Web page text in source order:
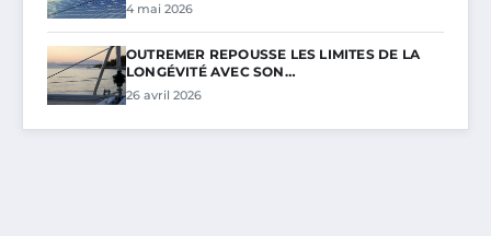
4 mai 2026
OUTREMER REPOUSSE LES LIMITES DE LA
LONGÉVITÉ AVEC SON…
26 avril 2026